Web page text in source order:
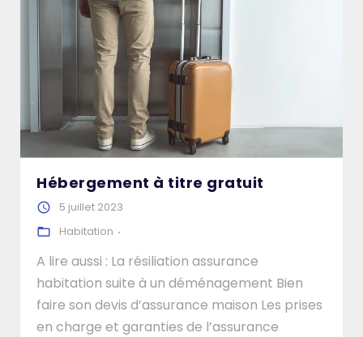
Hébergement à titre gratuit
5 juillet 2023
Habitation
A lire aussi : La résiliation assurance
habitation suite à un déménagement Bien
faire son devis d’assurance maison Les prises
en charge et garanties de l’assurance